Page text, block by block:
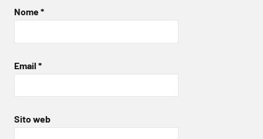
Nome*
Email *
Sito web